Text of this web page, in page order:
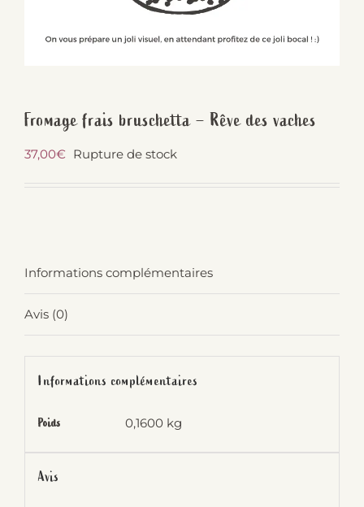
Fromage frais bruschetta – Rêve des vaches
37,00€ Rupture de stock
Informations complémentaires
Avis (0)
Informations complémentaires
Poids 0,1600 kg
Avis